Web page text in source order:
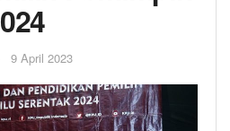
9 April 2023